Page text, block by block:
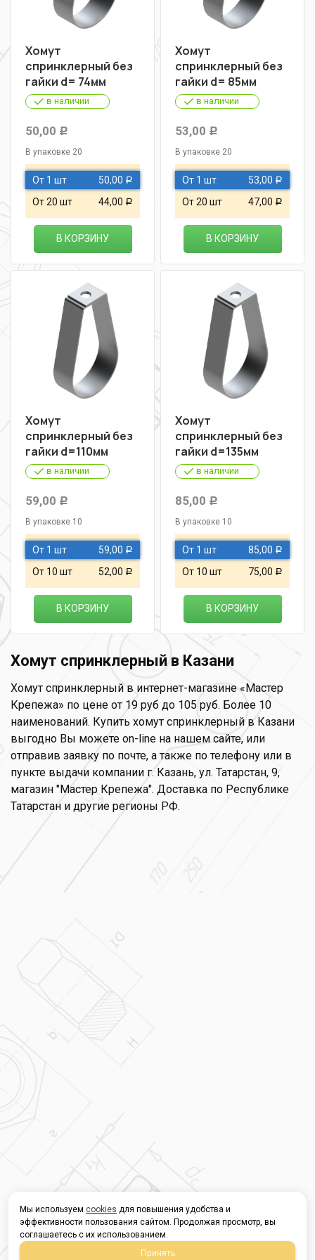
Хомут
спринклерный без
гайки d= 74мм
в наличии
50,00 Р
В упаковке 20
От 1 шт 50,00 Р
От 20 шт 44,00 Р
В КОРЗИНУ
Хомут
спринклерный без
гайки d= 85мм
в наличии
53,00 Р
В упаковке 20
От 1 шт 53,00 Р
От 20 шт 47,00 Р
В КОРЗИНУ
Хомут
спринклерный без
гайки d=110мм
в наличии
59,00 Р
В упаковке 10
От 1 шт 59,00 Р
От 10 шт 52,00 Р
В КОРЗИНУ
Хомут
спринклерный без
гайки d=135мм
в наличии
85,00 Р
В упаковке 10
От 1 шт 85,00 Р
От 10 шт 75,00 Р
В КОРЗИНУ
Хомут спринклерный в Казани
Хомут спринклерный в интернет-магазине «Мастер
Крепежа» по цене от 19 руб до 105 руб. Более 10
наименований. Купить хомут спринклерный в Казани
выгодно Вы можете on-line на нашем сайте, или
отправив заявку по почте, а также по телефону или в
пункте выдачи компании г. Казань, ул. Татарстан, 9,
магазин "Мастер Крепежа". Доставка по Республике
Татарстан и другие регионы РФ.
Мы используем cookies для повышения удобства и
эффективности пользования сайтом. Продолжая просмотр, вы
соглашаетесь с их использованием.
Принять